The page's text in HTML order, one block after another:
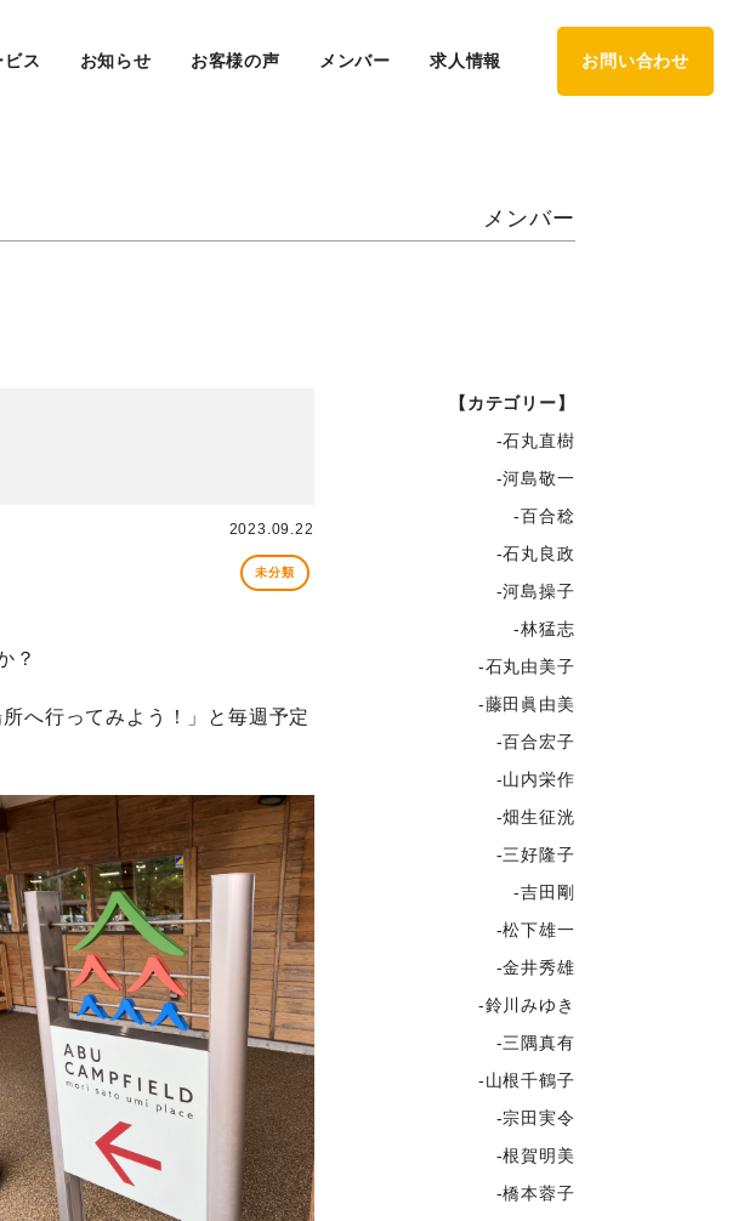
ビス お知らせ お客様の声 メンバー 求人情報 お問い合わせ
メンバー
2023.09.22
未分類
？
へ行ってみよう！」と毎週予定
【カテゴリー】
-石丸直樹
-河島敬一
-百合稔
-石丸良政
-河島操子
-林猛志
-石丸由美子
-藤田眞由美
-百合宏子
-山内栄作
-畑生征洸
-三好隆子
-吉田剛
-松下雄一
-金井秀雄
-鈴川みゆき
-三隅真有
-山根千鶴子
-宗田実令
-根賀明美
-橋本蓉子